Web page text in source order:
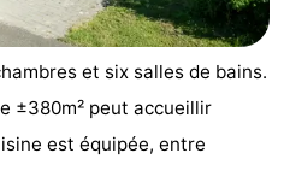
et six salles de bains.
±380m² peut accueillir
est équipée, entre